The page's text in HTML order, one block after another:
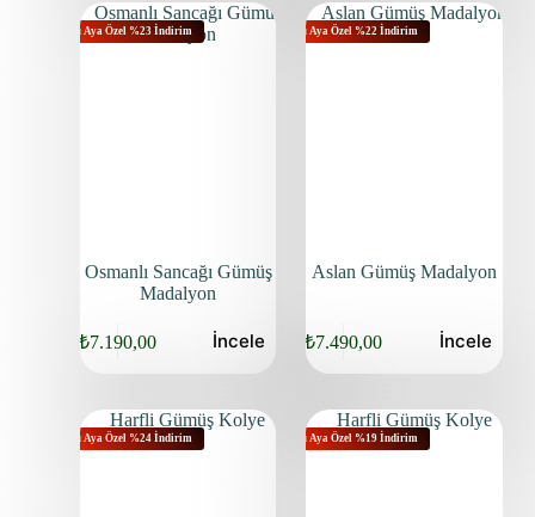
Bu Aya Özel %23 İndirim
Osmanlı Sancağı Gümüş
Madalyon
₺7.190,00 İncele
Bu Aya Özel %22 İndirim
Aslan Gümüş Madalyon
₺7.490,00 İncele
Bu Aya Özel %24 İndirim Bu Aya Özel %19 İndirim